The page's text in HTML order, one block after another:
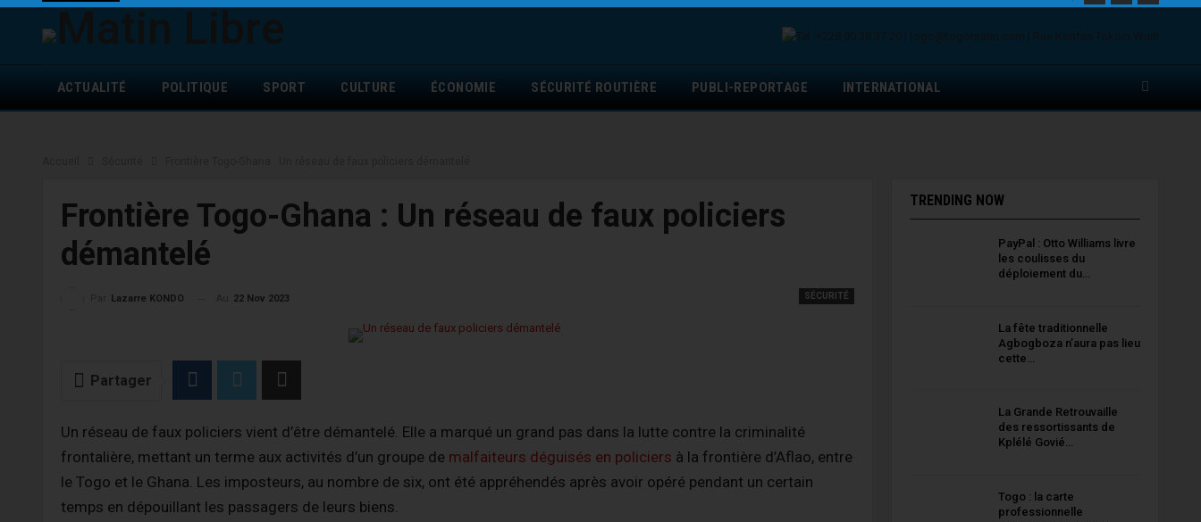
ACTUALITÉ POLITIQUE SPORT CULTURE ÉCONOMIE SÉCURITÉ ROUTIÈRE PUBLI-REPORTAGE INTERNATIONAL
Frontière Togo-Ghana : Un réseau de faux policiers
démantelé
SÉCURITÉ
Lazarre KONDO 22 Nov 2023
Partager
Un réseau de faux policiers vient d’être démantelé. Elle a marqué un grand pas dans la lutte contre la criminalité
frontalière, mettant un terme aux activités d’un groupe de malfaiteurs déguisés en policiers à la frontière d’Aflao, entre
le Togo et le Ghana. Les imposteurs, au nombre de six, ont été appréhendés après avoir opéré pendant un certain
temps en dépouillant les passagers de leurs biens.
TRENDING NOW
PayPal : Otto Williams livre
les coulisses du
déploiement du…
La fête traditionnelle
Agbogboza n’aura pas lieu
cette…
La Grande Retrouvaille
des ressortissants de
Kplélé Govié…
Togo : la carte
professionnelle